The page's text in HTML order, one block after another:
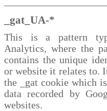
_gat_UA-*
This is a pattern
Analytics, where the
contains the unique
or website it relates to.
the _gat cookie which
data recorded by
websites.